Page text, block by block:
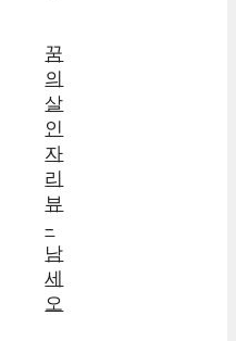
꿈
의
살
인
자
리
뷰
–
남
세
오